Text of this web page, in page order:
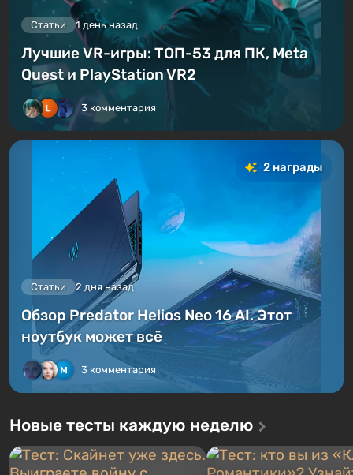
Статьи 1 день назад
Лучшие VR-игры: ТОП-53 для ПК, Meta
Quest и PlayStation VR2
3 комментария
2 награды
Статьи 2 дня назад
Обзор Predator Helios Neo 16 AI. Этот
ноутбук может всё
3 комментария
Новые тесты каждую неделю